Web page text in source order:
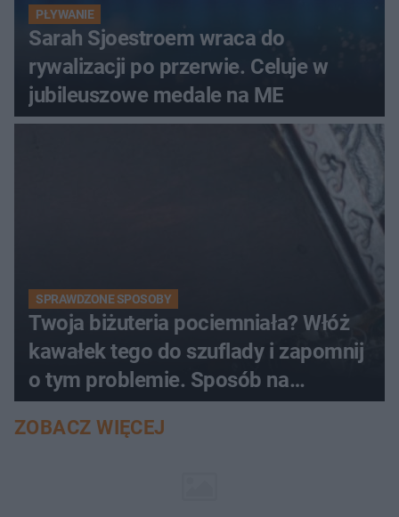
PŁYWANIE
Sarah Sjoestroem wraca do
rywalizacji po przerwie. Celuje w
jubileuszowe medale na ME
SPRAWDZONE SPOSOBY
Twoja biżuteria pociemniała? Włóż
kawałek tego do szuflady i zapomnij
o tym problemie. Sposób na
pociemniałą biżuterię
ZOBACZ WIĘCEJ